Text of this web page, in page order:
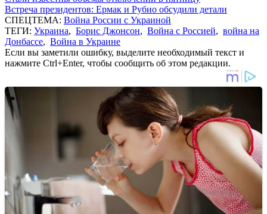
Встреча президентов: Ермак и Рубио обсудили детали
СПЕЦТЕМА: Война России с Украиной
ТЕГИ: Украина, Борис Джонсон, Война с Россией, война на
Донбассе, Война в Украине
Если вы заметили ошибку, выделите необходимый текст и
нажмите Ctrl+Enter, чтобы сообщить об этом редакции.